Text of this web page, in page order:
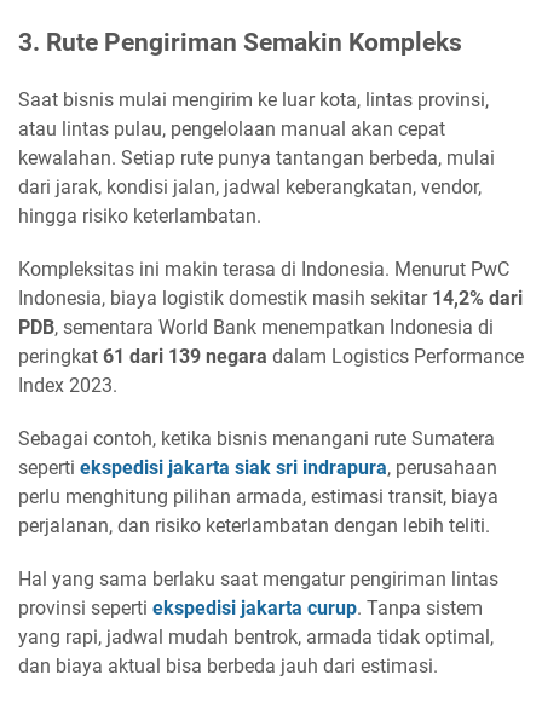
3. Rute Pengiriman Semakin Kompleks
Saat bisnis mulai mengirim ke luar kota, lintas provinsi,
atau lintas pulau, pengelolaan manual akan cepat
kewalahan. Setiap rute punya tantangan berbeda, mulai
dari jarak, kondisi jalan, jadwal keberangkatan, vendor,
hingga risiko keterlambatan.
Kompleksitas ini makin terasa di Indonesia. Menurut PwC
Indonesia, biaya logistik domestik masih sekitar 14,2% dari
PDB, sementara World Bank menempatkan Indonesia di
peringkat 61 dari 139 negara dalam Logistics Performance
Index 2023.
Sebagai contoh, ketika bisnis menangani rute Sumatera
seperti ekspedisi jakarta siak sri indrapura, perusahaan
perlu menghitung pilihan armada, estimasi transit, biaya
perjalanan, dan risiko keterlambatan dengan lebih teliti.
Hal yang sama berlaku saat mengatur pengiriman lintas
provinsi seperti ekspedisi jakarta curup. Tanpa sistem
yang rapi, jadwal mudah bentrok, armada tidak optimal,
dan biaya aktual bisa berbeda jauh dari estimasi.